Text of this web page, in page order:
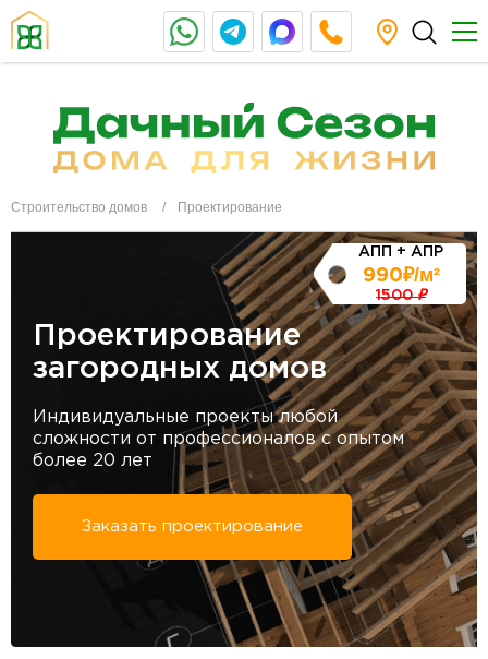
Строительство домов Проектирование
Проектирование
загородных домов
Индивидуальные проекты любой
сложности от профессионалов с опытом
более 20 лет
Заказать проектирование
АПП + АПР
990₽/м²
1500₽